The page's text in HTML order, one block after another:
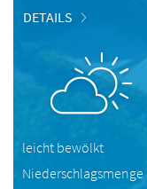
DETAILS
leicht bewölkt
Niederschlagsmenge